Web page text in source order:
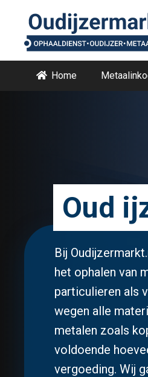
Home
Oud
Bij
het ophalen van
particulieren als
wegen alle
metalen zoals
voldoende
vergoeding. Wij